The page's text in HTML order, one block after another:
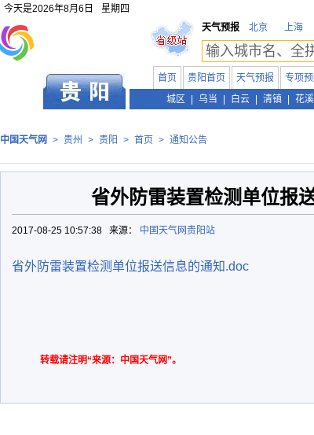
今天是2026年8月6日 星期四
天气预报
北京 上海
首页 贵阳首页 天气预报 专项
城区
乌当 白云 清镇 花溪
中国天气网 > 贵州 > 贵阳 > 首页 > 通知公告
省外防雷装置检测单位报
2017-08-25 10:57:38 来源： 中国天气网贵阳站
省外防雷装置检测单位报送信息的通知.doc
转载请注明“来源：中国天气网”。